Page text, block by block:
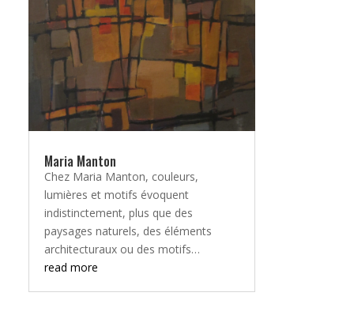
Maria Manton
Chez Maria Manton, couleurs,
lumières et motifs évoquent
indistinctement, plus que des
paysages naturels, des éléments
architecturaux ou des motifs…
read more